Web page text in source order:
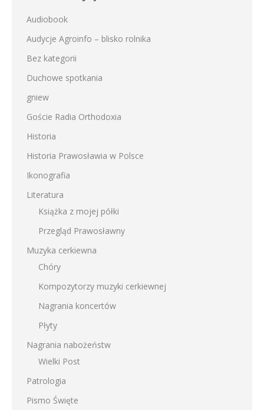
Audiobook
Audycje Agroinfo – blisko rolnika
Bez kategorii
Duchowe spotkania
gniew
Goście Radia Orthodoxia
Historia
Historia Prawosławia w Polsce
Ikonografia
Literatura
Książka z mojej półki
Przegląd Prawosławny
Muzyka cerkiewna
Chóry
Kompozytorzy muzyki cerkiewnej
Nagrania koncertów
Płyty
Nagrania nabożeństw
Wielki Post
Patrologia
Pismo Święte